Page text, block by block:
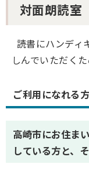
対面朗読室
読書にハンディ
しんでいただく
ご利用になれる方
高崎市にお住ま
している方と、